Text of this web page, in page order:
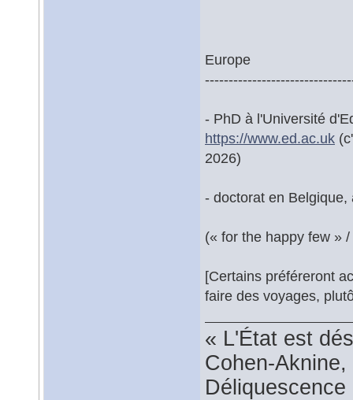
Europe
- PhD à l'Université
https://www.ed.ac.uk
2026)
- doctorat en
(« for the happy few »
[Certains préféreront
faire des voyages,
« L'État est
Cohen-